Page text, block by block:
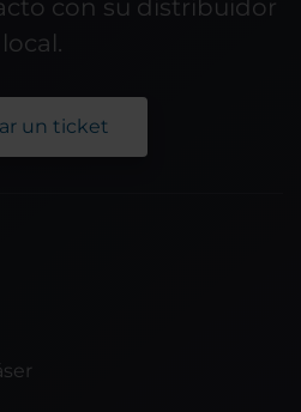
con su distribuidor
local.
un ticket